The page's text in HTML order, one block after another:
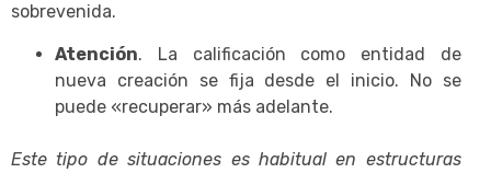
sobrevenida.
Atención. La calificación como entidad de
nueva creación se fija desde el inicio. No se
puede «recuperar» más adelante.
Este tipo de situaciones es habitual en estructuras